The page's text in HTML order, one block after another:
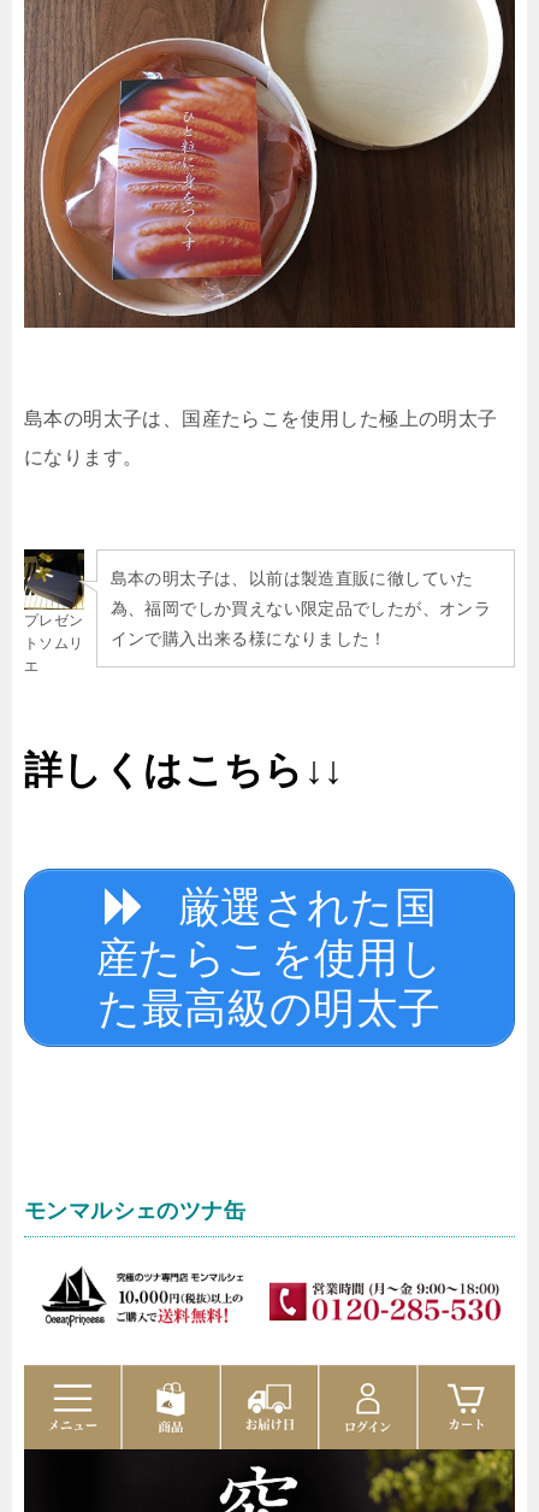
島本の明太子は、国産たらこを使用した極上の明太子
になります。
プレゼン
トソムリ
エ
島本の明太子は、以前は製造直販に徹していた
為、福岡でしか買えない限定品でしたが、オンラ
インで購入出来る様になりました！
詳しくはこちら↓↓
厳選された国
産たらこを使用し
た最高級の明太子
モンマルシェのツナ缶